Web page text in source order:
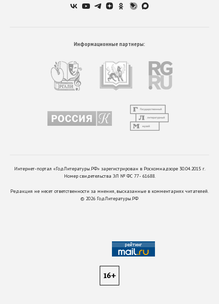
Информационные партнеры:
Интернет-портал «ГодЛитературы.РФ» зарегистрирован в Роскомнадзоре 30.04.2015 г.
Номер свидетельства ЭЛ № ФС 77 - 61688.
Редакция не несет ответственности за мнения, высказанные в комментариях читателей.
© 2026 ГодЛитературы.РФ
16+